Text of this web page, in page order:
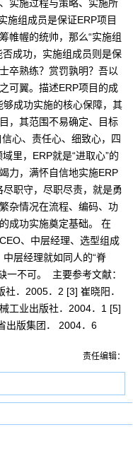
实施过程与策略、实施所
施组成员是保证ERP项目
帷幄的统帅，那么“实施组
成功，实施组成员则是保
卒熟练？赏罚孰明？吾以
可翼。描述ERP项目的成
成功实施的核心保障，其
，其范围不易确定、目标
心、责任心、细致心，四
里，ERP就是“进取心”的
力，满怀自信地实施ERP
职守，尽职尽责，就是勇
杂情况在流程、编码、功
成功实施奠定基础。 在
、中层经理、选型组成
层经理就如同人的“脊
一不可。 主要参考文献：
．2005．2 [3] 崔晓阳．
工业出版社．2004．1 [5]
出版集团． 2004．6
责任编辑：